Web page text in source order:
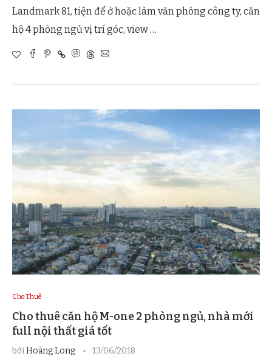
Landmark 81, tiện để ở hoặc làm văn phòng công ty, căn
hộ 4 phòng ngủ vị trí góc, view …
Cho Thuê
Cho thuê căn hộ M-one 2 phòng ngủ, nhà mới
full nội thất giá tốt
bởiHoàng Long 13/06/2018